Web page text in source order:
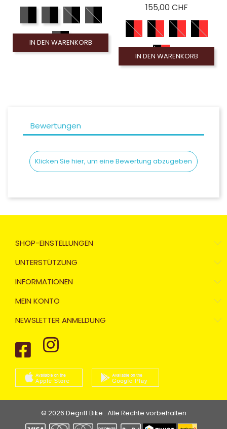
IN DEN WARENKORB
155,00 CHFPreis
IN DEN WARENKORB
Bewertungen
Klicken Sie hier, um eine Bewertung abzugeben
SHOP-EINSTELLUNGEN
UNTERSTÜTZUNG
INFORMATIONEN
MEIN KONTO
NEWSLETTER ANMELDUNG
© 2026 Degriff Bike . Alle Rechte vorbehalten